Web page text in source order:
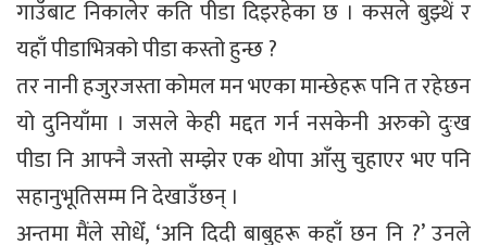
गाउँबाट निकालेर कति पीडा दिइरहेका छ । कसले बुझ्थें र
यहाँ पीडाभित्रको पीडा कस्तो हुन्छ ?
तर नानी हजुरजस्ता कोमल मन भएका मान्छेहरू पनि त रहेछन
यो दुनियाँमा । जसले केही मद्दत गर्न नसकेनी अरुको दुःख
पीडा नि आफ्नै जस्तो सम्झेर एक थोपा आँसु चुहाएर भए पनि
सहानुभूतिसम्म नि देखाउँछन् ।
अन्तमा मैंले सोधेँ, ‘अनि दिदी बाबुहरू कहाँ छन नि ?’ उनले